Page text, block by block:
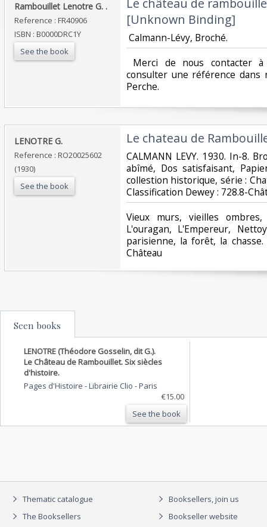
‎Rambouillet Lenotre G. . ‎
Reference : FR40906
ISBN : B0000DRC1Y
See the book
[Unknown Binding]‎
‎ Calmann-Lévy, Broché. ‎
Merci de nous contacter
consulter une référence dans
Perche.‎
‎LENOTRE G.‎
Reference : RO20025602
(1930)
See the book
‎Le chateau de
‎CALMANN LEVY. 1930. In-8.
abîmé, Dos satisfaisant,
collestion historique, série :
Classification Dewey : 728.8-
‎Vieux murs, vieilles
L'ouragan, L'Empereur,
parisienne, la forêt, la chasse.
Château‎
Seen books
LENOTRE (Théodore Gosselin, dit G.).
Le Château de Rambouillet. Six siècles
d'histoire.
Pages d'Histoire - Librairie Clio -Paris
€15.00
See the book
Thematic catalogue
The Booksellers
Booksellers, join us
Bookseller website